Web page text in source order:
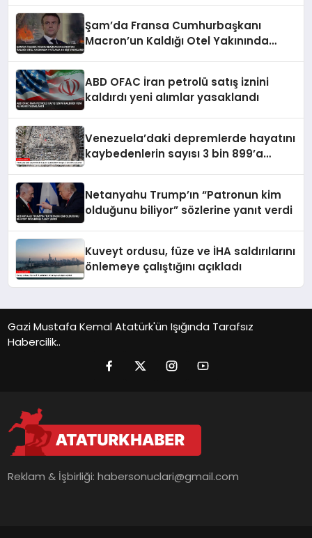
Şam’da Fransa Cumhurbaşkanı
Macron’un Kaldığı Otel Yakınında
ABD OFAC İran petrolü satış iznini
kaldırdı yeni alımlar yasaklandı
Venezuela’daki depremlerde hayatını
kaybedenlerin sayısı 3 bin 899’a
Netanyahu Trump’ın “Patronun kim
olduğunu biliyor” sözlerine yanıt verdi
Kuveyt ordusu, füze ve İHA saldırılarını
önlemeye çalıştığını açıkladı
Gazi Mustafa Kemal Atatürk'ün Işığında Tarafsız
Habercilik..
Reklam & İşbirliği:habersonuclari@gmail.com